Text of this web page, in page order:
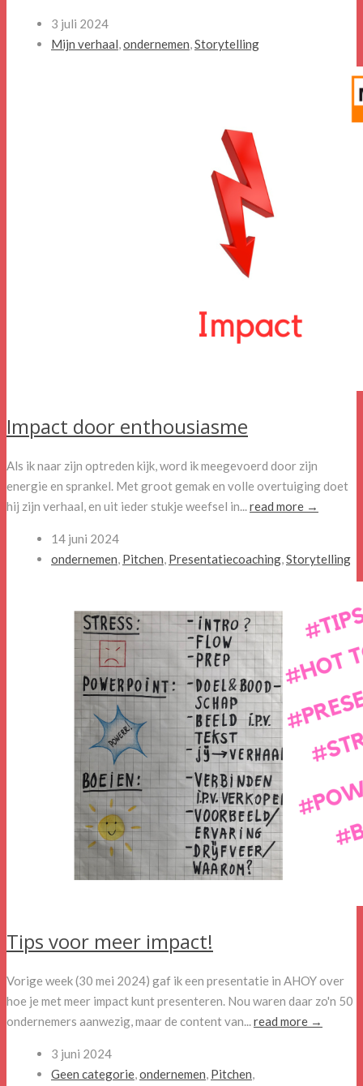
3 juli 2024
Mijn verhaal,ondernemen,Storytelling
Impact door enthousiasme
Als ik naar zijn optreden kijk, word ik meegevoerd door zijn
energie en sprankel. Met groot gemak en volle overtuiging doet
hij zijn verhaal, en uit ieder stukje weefsel in...read more →
14 juni 2024
ondernemen, Pitchen, Presentatiecoaching,Storytelling
Tips voor meer impact!
Vorige week (30 mei 2024) gaf ik een presentatie in AHOY over
hoe je met meer impact kunt presenteren. Nou waren daar zo'n 50
ondernemers aanwezig, maar de content van...read more →
3 juni 2024
Geen categorie,ondernemen, Pitchen,